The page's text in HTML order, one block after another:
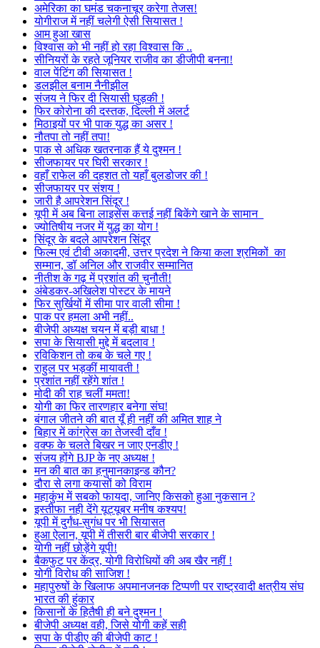
अमेरिका का घमंड चकनाचूर करेगा तेजस!
योगीराज में नहीं चलेगी ऐसी सियासत !
आम हुआ खास
विश्वास को भी नहीं हो रहा विश्वास कि ..
सीनियरों के रहते जूनियर राजीव का डीजीपी बनना!
वाल पेंटिंग की सियासत !
डलझील बनाम नैनीझील
संजय ने फिर दी सियासी घुड़की !
फिर कोरोना की दस्तक, दिल्ली में अलर्ट
मिठाइयों पर भी पाक युद्ध का असर !
नौतपा तो नहीं तपा!
पाक से अधिक खतरनाक हैं ये दुश्मन !
सीजफायर पर घिरी सरकार !
वहाँ राफेल की दहशत तो यहाँ बुलडोजर की !
सीजफायर पर संशय !
जारी है आपरेशन सिंदूर !
यूपी में अब बिना लाइसेंस कत्तई नहीं बिकेंगे खाने के सामान
ज्योतिषीय नजर में युद्ध का योग !
सिंदूर के बदले आपरेशन सिंदूर
फिल्म एवं टीवी अकादमी, उत्तर प्रदेश ने किया कला श्रमिकों का
सम्मान, डॉ अनिल और राजवीर सम्मानित
नीतीश के गढ़ में प्रशांत की चुनौती!
अंबेडकर-अखिलेश पोस्टर के मायने
फिर सुर्खियों में सीमा पार वाली सीमा !
पाक पर हमला अभी नहीं..
बीजेपी अध्यक्ष चयन में बड़ी बाधा !
सपा के सियासी मुद्दे में बदलाव !
रविकिशन तो कब के चले गए !
राहुल पर भड़कीं मायावती !
प्रशांत नहीं रहेंगे शांत !
मोदी की राह चलीं ममता!
योगी का फिर तारणहार बनेगा संघ!
बंगाल जीतने की बात यूँ ही नहीं की अमित शाह ने
बिहार में कांग्रेस का तेजस्वी दाँव !
वक्फ के चलते बिखर न जाए एनडीए !
संजय होंगे BJP के नए अध्यक्ष !
मन की बात का हनुमानकाइन्ड कौन?
दौरा से लगा कयासों को विराम
महाकुंभ में सबको फायदा, जानिए किसको हुआ नुकसान ?
इस्तीफा नही देंगे यूट्यूबर मनीष कश्यप!
यूपी में दुर्गंध-सुगंध पर भी सियासत
हुआ ऐलान, यूपी में तीसरी बार बीजेपी सरकार !
योगी नहीं छोड़ेंगे यूपी!
बैकफुट पर केंद्र, योगी विरोधियों की अब खैर नहीं !
योगी विरोध की साजिश !
महापुरुषों के खिलाफ अपमानजनक टिप्पणी पर राष्ट्रवादी क्षत्रीय संघ
भारत की हुंकार
किसानों के हितैषी ही बने दुश्मन !
बीजेपी अध्यक्ष वही, जिसे योगी कहें सही
सपा के पीडीए की बीजेपी काट !